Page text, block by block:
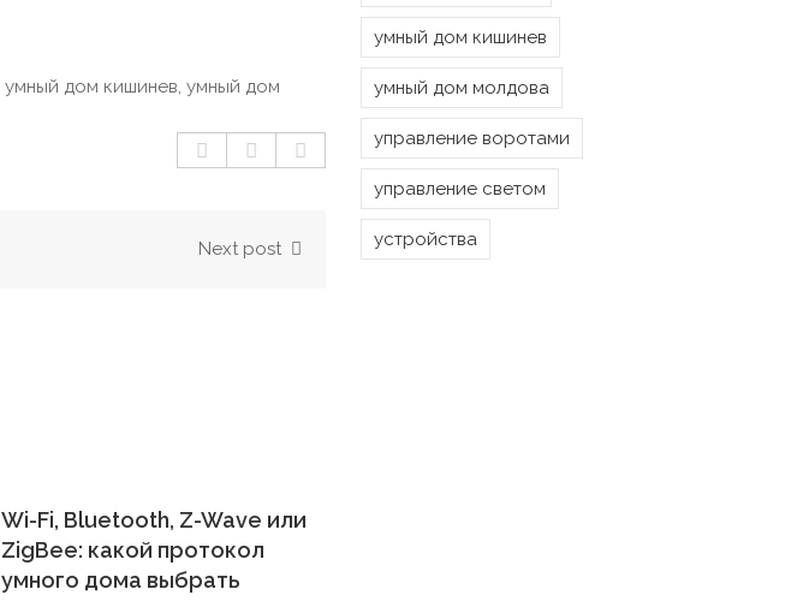
900 MDL.
400 MDL.
умный дом кишинев, умный дом
Next post
Wi-Fi, Bluetooth, Z-Wave или
ZigBee: какой протокол
умного дома выбрать
умный дом кишинев
умный дом молдова
управление воротами
управление светом
устройства